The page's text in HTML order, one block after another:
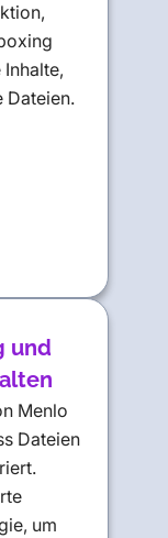
Dateien.
und
Menlo
Dateien
um